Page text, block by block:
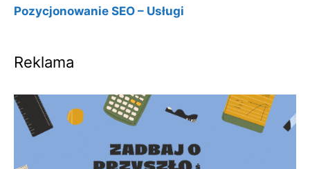
Pozycjonowanie SEO – Usługi
Reklama